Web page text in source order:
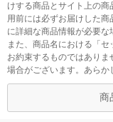
けする商品とサイト上の
用前には必ずお届けした
に詳細な商品情報が必要な
また、商品名における「
お約束するものではあり
場合がございます。あらか
商